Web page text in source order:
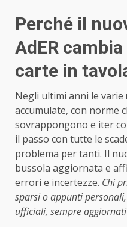
Perché il
AdER
carte in
Negli ultimi anni le varie
accumulate, con norme
sovrappongono e iter
il passo con tutte le
problema per tanti. Il
bussola aggiornata e
errori e incertezze. Chi
sparsi o appunti
ufficiali, sempre